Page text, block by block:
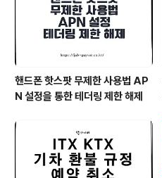
핸드폰 핫스팟 무제한 사용법 AP
N 설정을 통한 테더링 제한 해제